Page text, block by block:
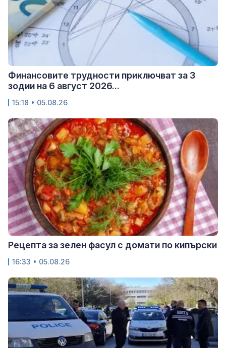
Финансовите трудности приключват за 3
зодии на 6 август 2026...
15:18 • 05.08.26
Рецепта за зелен фасул с домати по кипърски
16:33 • 05.08.26